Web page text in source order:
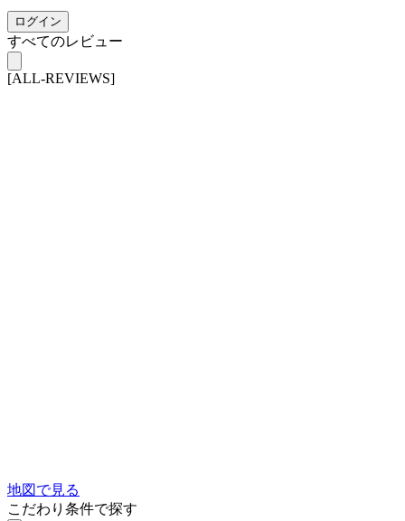
ログイン
すべてのレビュー
[ALL-REVIEWS]
地図で見る
こだわり条件で探す